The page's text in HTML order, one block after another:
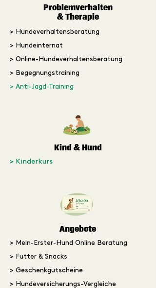
Problemverhalten
& Therapie
> Hundeverhaltensberatung
> Hundeinternat
> Online-Hundeverhaltensberatung
> Begegnungstraining
> Anti-Jagd-Training
Kind & Hund
> Kinderkurs
Angebote
> Mein-Erster-Hund Online Beratung
> Futter & Snacks
> Geschenkgutscheine
> Hundeversicherungs-Vergleiche